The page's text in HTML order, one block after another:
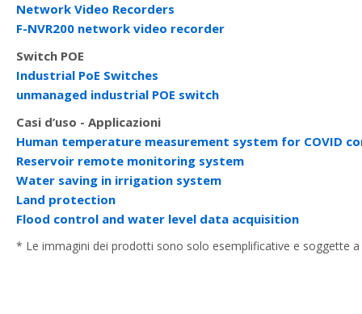
Network Video Recorders
F-NVR200 network video recorder
Switch POE
Industrial PoE Switches
unmanaged industrial POE switch
Casi d’uso - Applicazioni
Human temperature measurement system for COVID
Reservoir remote monitoring system
Water saving in irrigation system
Land protection
Flood control and water level data acquisition
* Le immagini dei prodotti sono solo esemplificative e soggette